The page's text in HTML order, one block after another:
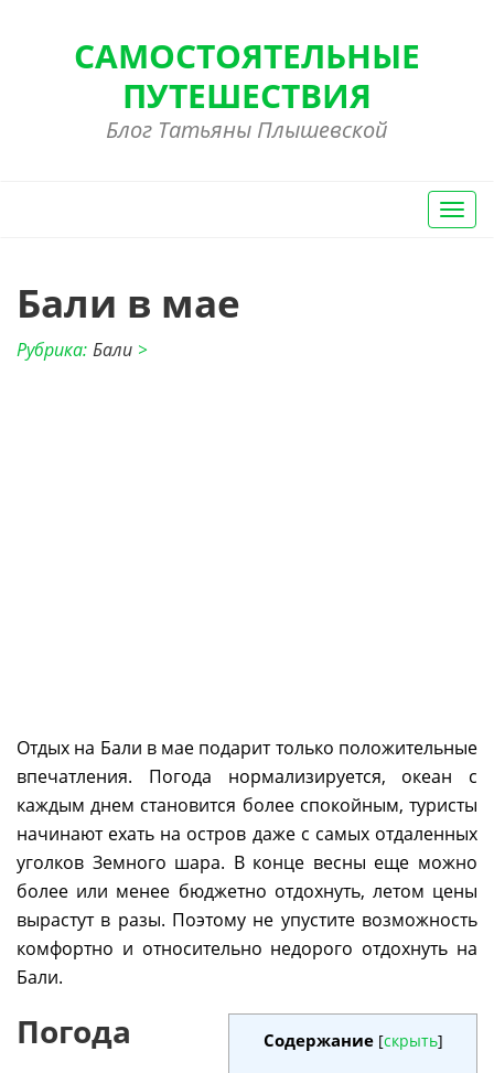
САМОСТОЯТЕЛЬНЫЕ
ПУТЕШЕСТВИЯ
Блог Татьяны Плышевской
Вкл/
Бали в мае
>
Рубрика: Бали
Отдых на Бали в мае подарит только положительные
впечатления. Погода нормализируется, океан с
каждым днем становится более спокойным, туристы
начинают ехать на остров даже с самых отдаленных
уголков Земного шара. В конце весны еще можно
более или менее бюджетно отдохнуть, летом цены
вырастут в разы. Поэтому не упустите возможность
комфортно и относительно недорого отдохнуть на
Бали.
Содержание [скрыть]
Погода